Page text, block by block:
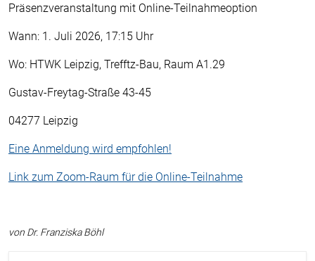
Präsenzveranstaltung mit Online-Teilnahmeoption
Wann: 1. Juli 2026, 17:15 Uhr
Wo: HTWK Leipzig, Trefftz-Bau, Raum A1.29
Gustav-Freytag-Straße 43-45
04277 Leipzig
Eine Anmeldung wird empfohlen!
Link zum Zoom-Raum für die Online-Teilnahme
von Dr. Franziska Böhl